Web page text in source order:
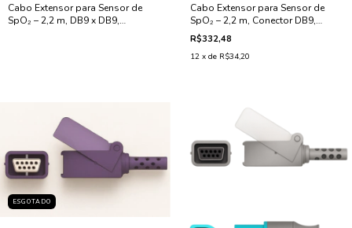
Cabo Extensor para Sensor de
SpO₂ – 2,2 m, DB9 x DB9,
Cabo Extensor para Sensor de
SpO₂ – 2,2 m, Conector DB9,
Compatível com Nellcor OxiMax
DOC
R$332,48
12 x de R$34,20
ESGOTADO